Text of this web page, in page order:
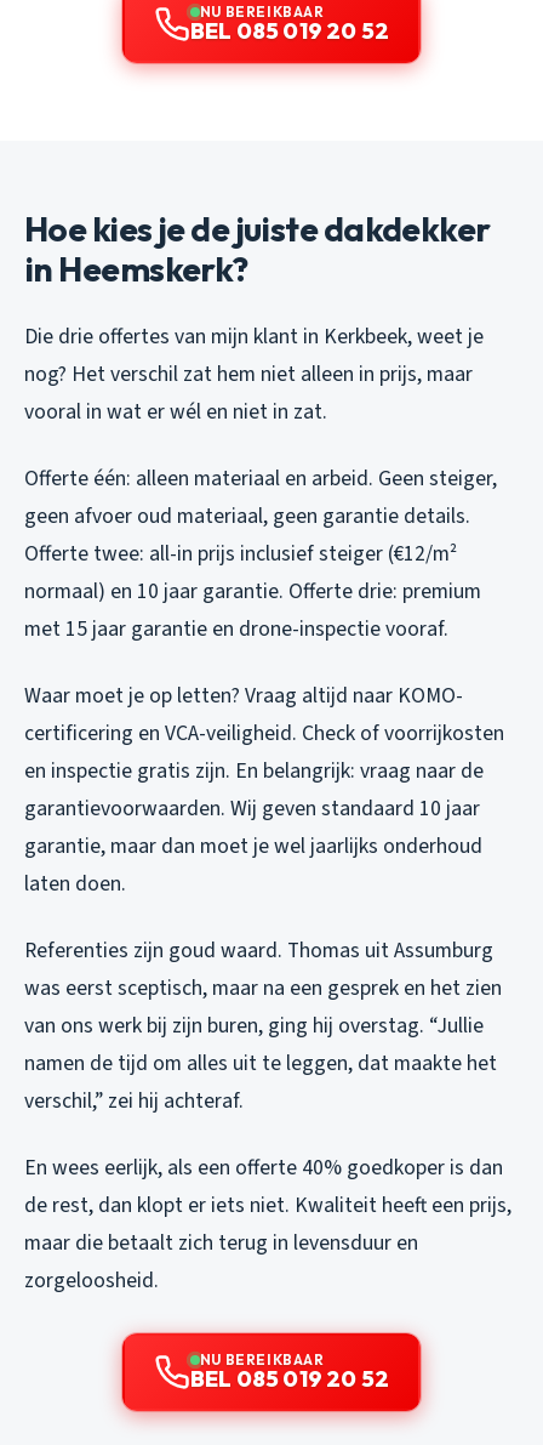
NU BEREIKBAAR
BEL 085 019 20 52
Hoe kies je de juiste dakdekker
in Heemskerk?
Die drie offertes van mijn klant in Kerkbeek, weet je
nog? Het verschil zat hem niet alleen in prijs, maar
vooral in wat er wél en niet in zat.
Offerte één: alleen materiaal en arbeid. Geen steiger,
geen afvoer oud materiaal, geen garantie details.
Offerte twee: all-in prijs inclusief steiger (€12/m²
normaal) en 10 jaar garantie. Offerte drie: premium
met 15 jaar garantie en drone-inspectie vooraf.
Waar moet je op letten? Vraag altijd naar KOMO-
certificering en VCA-veiligheid. Check of voorrijkosten
en inspectie gratis zijn. En belangrijk: vraag naar de
garantievoorwaarden. Wij geven standaard 10 jaar
garantie, maar dan moet je wel jaarlijks onderhoud
laten doen.
Referenties zijn goud waard. Thomas uit Assumburg
was eerst sceptisch, maar na een gesprek en het zien
van ons werk bij zijn buren, ging hij overstag. “Jullie
namen de tijd om alles uit te leggen, dat maakte het
verschil,” zei hij achteraf.
En wees eerlijk, als een offerte 40% goedkoper is dan
de rest, dan klopt er iets niet. Kwaliteit heeft een prijs,
maar die betaalt zich terug in levensduur en
zorgeloosheid.
NU BEREIKBAAR
BEL 085 019 20 52